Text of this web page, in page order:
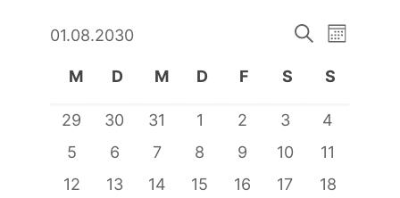
Veranstaltungen
Suche
Ansichten,
Monat
01.08.2030
wählen.
Kalender
von
Veranstaltungen
M
D
M
D
F
S
S
0
29
0
30
0
31
0
1
0
2
0
3
0
4
0
5
0
6
0
7
0
8
0
9
0
10
0
11
0
12
0
13
0
14
0
15
0
16
0
17
0
18